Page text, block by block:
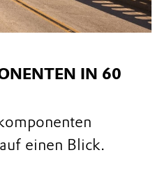
IN 60
einen Blick.